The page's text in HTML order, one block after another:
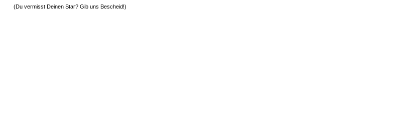
(Du vermisst Deinen Star? Gib uns Bescheid!)